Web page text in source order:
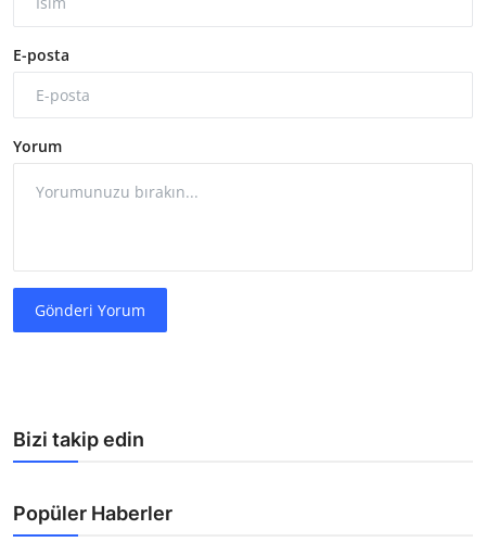
E-posta
Yorum
Gönderi Yorum
Bizi takip edin
Popüler Haberler